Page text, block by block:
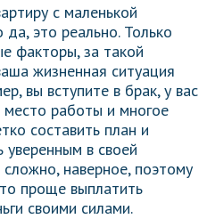
с маленькой
это реально. Только
факторы, за такой
жизненная ситуация
вы вступите в брак, у вас
место работы и многое
составить план и
в своей
наверное, поэтому
проще выплатить
своими силами.